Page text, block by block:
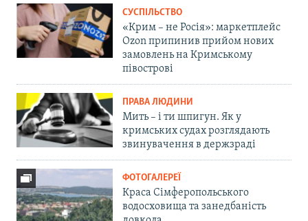
СУСПІЛЬСТВО
«Крим – не Росія»: маркетплейс
Ozon припинив прийом нових
замовлень на Кримському
півострові
ПРАВА ЛЮДИНИ
Мить – і ти шпигун. Як у
кримських судах розглядають
звинувачення в держзраді
ФОТОГАЛЕРЕЇ
Краса Сімферопольського
водосховища та занедбаність